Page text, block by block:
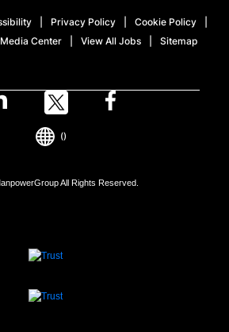
Privacy Policy Cookie Policy
Media Center View All Jobs Sitemap
All Rights Reserved.
()